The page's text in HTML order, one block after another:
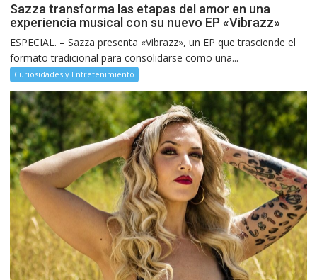
Sazza transforma las etapas del amor en una
experiencia musical con su nuevo EP «Vibrazz»
ESPECIAL. – Sazza presenta «Vibrazz», un EP que trasciende el
formato tradicional para consolidarse como una...
Curiosidades y Entretenimiento